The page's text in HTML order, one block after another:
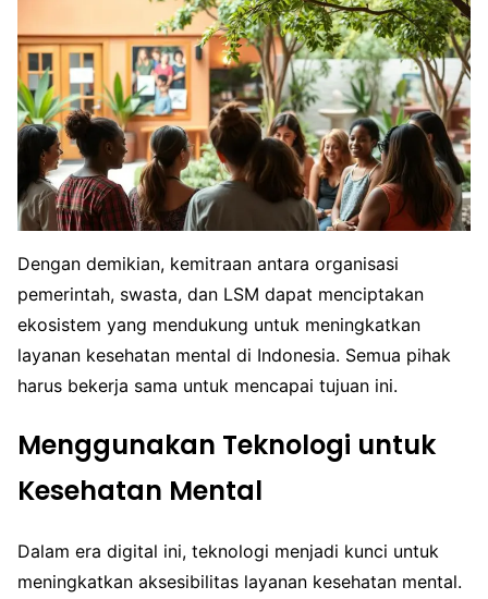
Dengan demikian, kemitraan antara organisasi
pemerintah, swasta, dan LSM dapat menciptakan
ekosistem yang mendukung untuk meningkatkan
layanan kesehatan mental di Indonesia. Semua pihak
harus bekerja sama untuk mencapai tujuan ini.
Menggunakan Teknologi untuk
Kesehatan Mental
Dalam era digital ini, teknologi menjadi kunci untuk
meningkatkan aksesibilitas layanan kesehatan mental.